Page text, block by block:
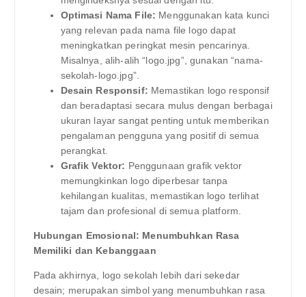
Optimasi Nama File: Menggunakan kata kunci
yang relevan pada nama file logo dapat
meningkatkan peringkat mesin pencarinya.
Misalnya, alih-alih “logo.jpg”, gunakan “nama-
sekolah-logo.jpg”.
Desain Responsif: Memastikan logo responsif
dan beradaptasi secara mulus dengan berbagai
ukuran layar sangat penting untuk memberikan
pengalaman pengguna yang positif di semua
perangkat.
Grafik Vektor: Penggunaan grafik vektor
memungkinkan logo diperbesar tanpa
kehilangan kualitas, memastikan logo terlihat
tajam dan profesional di semua platform.
Hubungan Emosional: Menumbuhkan Rasa
Memiliki dan Kebanggaan
Pada akhirnya, logo sekolah lebih dari sekedar
desain; merupakan simbol yang menumbuhkan rasa